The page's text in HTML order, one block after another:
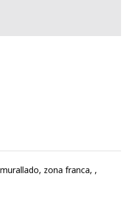
zona franca, ,